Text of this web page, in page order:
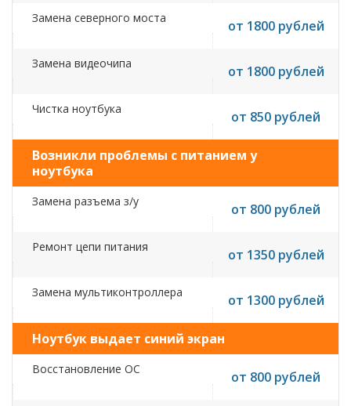
Замена северного моста от 1800 рублей
Замена видеочипа от 1800 рублей
Чистка ноутбука от 850 рублей
Возникли проблемы с питанием у
ноутбука
Замена разъема з/у от 800 рублей
Ремонт цепи питания от 1350 рублей
Замена мультиконтроллера от 1300 рублей
Ноутбук выдает синий экран
Восстановление ОС от 800 рублей